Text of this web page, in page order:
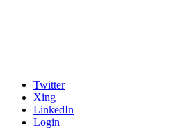
Twitter
Xing
LinkedIn
Login